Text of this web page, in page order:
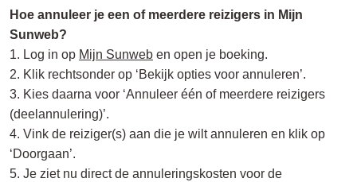
Hoe annuleer je een of meerdere reizigers in Mijn
Sunweb?
1. Log in op Mijn Sunweb en open je boeking.
2. Klik rechtsonder op ‘Bekijk opties voor annuleren’.
3. Kies daarna voor ‘Annuleer één of meerdere reizigers
(deelannulering)’.
4. Vink de reiziger(s) aan die je wilt annuleren en klik op
‘Doorgaan’.
5. Je ziet nu direct de annuleringskosten voor de